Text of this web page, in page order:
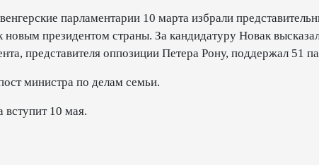
парламентарии 10 марта избрали
президентом страны. За кандидатуру Новак
представителя оппозиции Петера Рону, поддержал 51
министра по делам семьи.
10 мая.